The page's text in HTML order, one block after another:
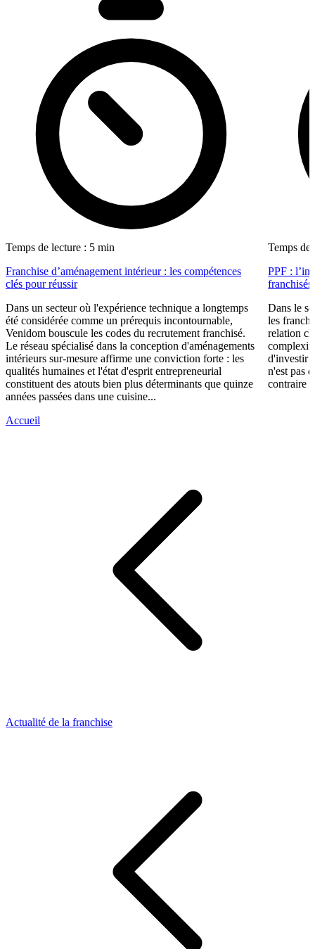
Temps de lecture : 5 min
Franchise d’aménagement intérieur : les compétences
clés pour réussir
Dans un secteur où l'expérience technique a longtemps
été considérée comme un prérequis incontournable,
Venidom bouscule les codes du recrutement franchisé.
Le réseau spécialisé dans la conception d'aménagements
intérieurs sur-mesure affirme une conviction forte : les
qualités humaines et l'état d'esprit entrepreneurial
constituent des atouts bien plus déterminants que quinze
années passées dans une cuisine...
Temps de
PPF :
franchisés
Dans le
les
relation
d'investir
n'est pas
contraire
Accueil
Actualité de la franchise